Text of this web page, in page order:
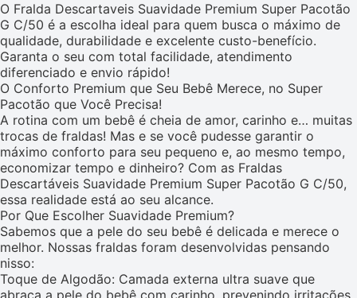
O Fralda Descartaveis Suavidade Premium Super Pacotão
G C/50 é a escolha ideal para quem busca o máximo de
qualidade, durabilidade e excelente custo-benefício.
Garanta o seu com total facilidade, atendimento
diferenciado e envio rápido!
O Conforto Premium que Seu Bebê Merece, no Super
Pacotão que Você Precisa!
A rotina com um bebê é cheia de amor, carinho e… muitas
trocas de fraldas! Mas e se você pudesse garantir o
máximo conforto para seu pequeno e, ao mesmo tempo,
economizar tempo e dinheiro? Com as Fraldas
Descartáveis Suavidade Premium Super Pacotão G C/50,
essa realidade está ao seu alcance.
Por Que Escolher Suavidade Premium?
Sabemos que a pele do seu bebê é delicada e merece o
melhor. Nossas fraldas foram desenvolvidas pensando
nisso:
Toque de Algodão: Camada externa ultra suave que